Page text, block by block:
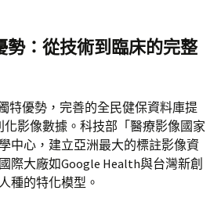
：從技術到臨床的完整
特優勢，完善的全民健保資料庫提
化影像數據。科技部「醫療影像國家
中心，建立亞洲最大的標註影像資
際大廠如Google Health與台灣新創
種的特化模型。